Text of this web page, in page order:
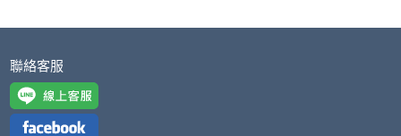
聯絡客服